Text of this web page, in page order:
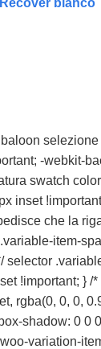
-webkit-
swatch
inset
che la
item-
selector
!important; }
rgba(0, 0, 0,
shadow: 0 0
variation-